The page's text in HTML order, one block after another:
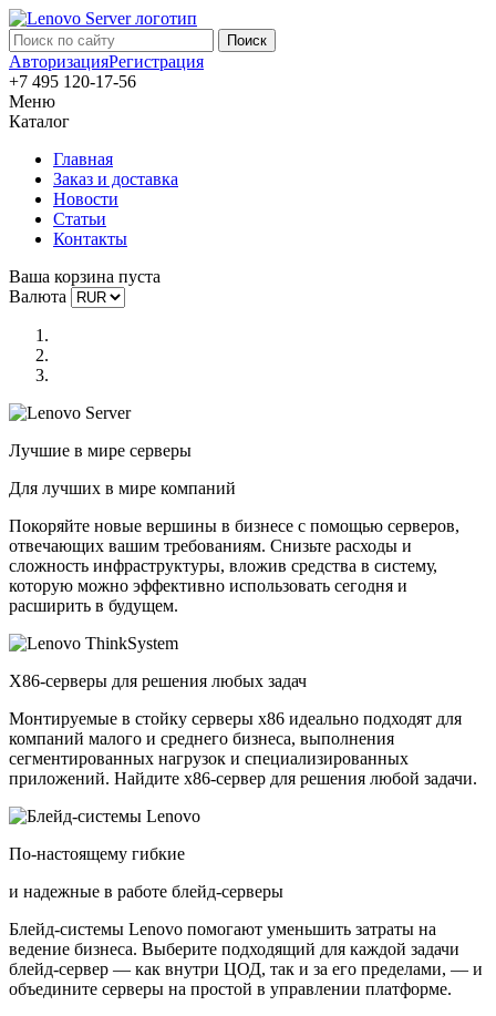
АвторизацияРегистрация
+7 495 120-17-56
Меню
Каталог
Главная
Заказ и доставка
Новости
Статьи
Контакты
Ваша корзина пуста
Валюта
Лучшие в мире серверы
Для лучших в мире компаний
Покоряйте новые вершины в бизнесе с помощью серверов,
отвечающих вашим требованиям. Снизьте расходы и
сложность инфраструктуры, вложив средства в систему,
которую можно эффективно использовать сегодня и
расширить в будущем.
X86-серверы для решения любых задач
Монтируемые в стойку серверы x86 идеально подходят для
компаний малого и среднего бизнеса, выполнения
сегментированных нагрузок и специализированных
приложений. Найдите x86-сервер для решения любой задачи.
По-настоящему гибкие
и надежные в работе блейд-серверы
Блейд-системы Lenovo помогают уменьшить затраты на
ведение бизнеса. Выберите подходящий для каждой задачи
блейд-сервер — как внутри ЦОД, так и за его пределами, — и
объедините серверы на простой в управлении платформе.